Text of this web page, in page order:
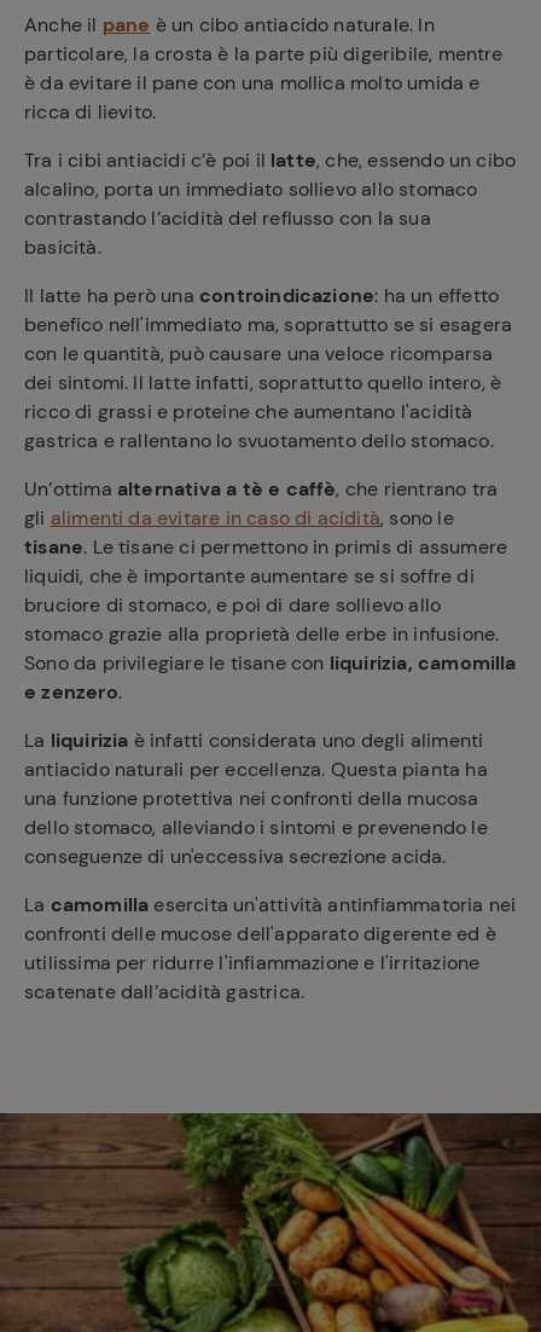
Anche il pane è un cibo antiacido naturale. In
particolare, la crosta è la parte più digeribile, mentre
è da evitare il pane con una mollica molto umida e
ricca di lievito.
Tra i cibi antiacidi c’è poi il latte, che, essendo un cibo
alcalino, porta un immediato sollievo allo stomaco
contrastando l’acidità del reflusso con la sua
basicità.
Il latte ha però una controindicazione: ha un effetto
benefico nell'immediato ma, soprattutto se si esagera
con le quantità, può causare una veloce ricomparsa
dei sintomi. Il latte infatti, soprattutto quello intero, è
ricco di grassi e proteine che aumentano l'acidità
gastrica e rallentano lo svuotamento dello stomaco.
Un’ottima alternativa a tè e caffè, che rientrano tra
gli alimenti da evitare in caso di acidità, sono le
tisane. Le tisane ci permettono in primis di assumere
liquidi, che è importante aumentare se si soffre di
bruciore di stomaco, e poi di dare sollievo allo
stomaco grazie alla proprietà delle erbe in infusione.
Sono da privilegiare le tisane con liquirizia, camomilla
e zenzero.
La liquirizia è infatti considerata uno degli alimenti
antiacido naturali per eccellenza. Questa pianta ha
una funzione protettiva nei confronti della mucosa
dello stomaco, alleviando i sintomi e prevenendo le
conseguenze di un'eccessiva secrezione acida.
La camomilla esercita un'attività antinfiammatoria nei
confronti delle mucose dell'apparato digerente ed è
utilissima per ridurre l'infiammazione e l'irritazione
scatenate dall’acidità gastrica.